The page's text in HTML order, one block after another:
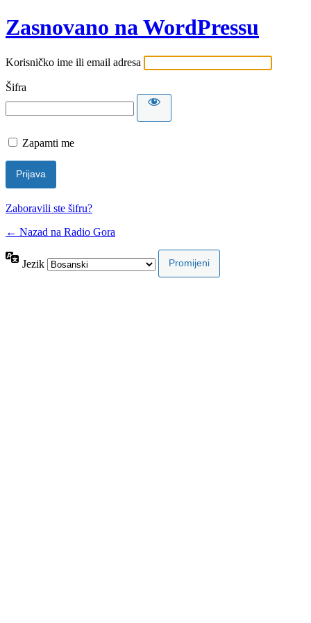
Zasnovano na WordPressu
Korisničko ime ili email adresa
Šifra
Zapamti me
Zaboravili ste šifru?
← Nazad na Radio Gora
Jezik